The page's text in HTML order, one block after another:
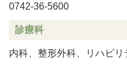
0742-36-5600
診療科
内科、整形外科、リハビ